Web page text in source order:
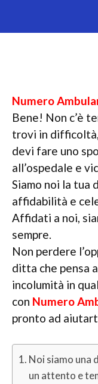
Numero
Bene! Non c’è
trovi in difficoltà,
devi fare uno
all’ospedale e
Siamo noi la
affidabilità e
Affidati a noi,
sempre.
Non perdere
ditta che pensa
incolumità in
con Numero
pronto ad
Noi siamo una
un attento e